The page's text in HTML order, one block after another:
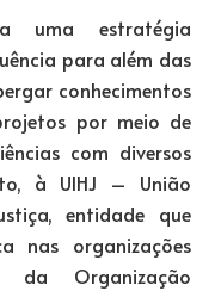
uma estratégia
para além das
conhecimentos
por meio de
com diversos
à UIHJ – União
entidade que
nas organizações
da Organização